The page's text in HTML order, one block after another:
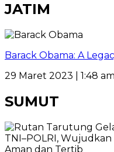
JATIM
Barack Obama: A
29 Maret 2023 | 1:48
SUMUT